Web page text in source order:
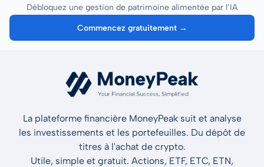
Débloquez une gestion de patrimoine alimentée par l’IA
Commencez gratuitement →
La plateforme financière MoneyPeak suit et analyse
les investissements et les portefeuilles. Du dépôt de
titres à l'achat de crypto.
Utile, simple et gratuit. Actions, ETF, ETC, ETN,